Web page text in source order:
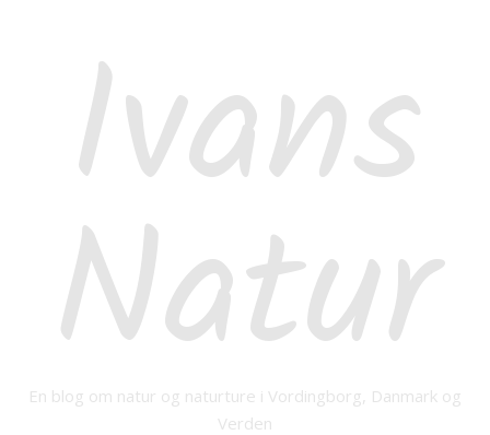
Ivans
Natur
En blog om natur og naturture i Vordingborg, Danmark og
Verden